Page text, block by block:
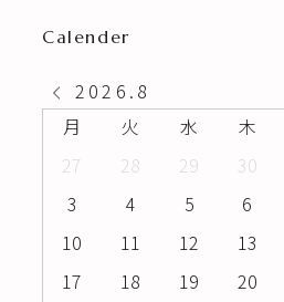
Calender
2026 . 8
月
火 水 木
27
28 29 30
3
4 5 6
10
11 12 13
17
18 19 20